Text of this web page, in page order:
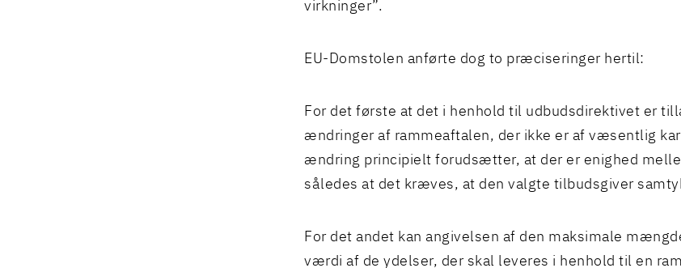
virkninger”.
EU-Domstolen anførte dog to præciseringer hertil:
For det første at det i henhold til udbudsdirektivet er
ændringer af rammeaftalen, der ikke er af væsentlig
ændring principielt forudsætter, at der er enighed
således at det kræves, at den valgte tilbudsgiver
For det andet kan angivelsen af den maksimale
værdi af de ydelser, der skal leveres i henhold til en